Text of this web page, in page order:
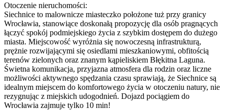
Otoczenie nieruchomości:
Siechnice to malownicze miasteczko położone tuż przy granicy
Wrocławia, stanowiące doskonałą propozycję dla osób pragnących
łączyć spokój podmiejskiego życia z szybkim dostępem do dużego
miasta. Miejscowość wyróżnia się nowoczesną infrastrukturą,
prężnie rozwijającymi się osiedlami mieszkaniowymi, obfitością
terenów zielonych oraz znanym kąpieliskiem Błękitna Laguna.
Świetna komunikacja, przyjazna atmosfera dla rodzin oraz liczne
możliwości aktywnego spędzania czasu sprawiają, że Siechnice są
idealnym miejscem do komfortowego życia w otoczeniu natury, nie
rezygnując z miejskich udogodnień. Dojazd pociągiem do
Wrocławia zajmuje tylko 10 min!